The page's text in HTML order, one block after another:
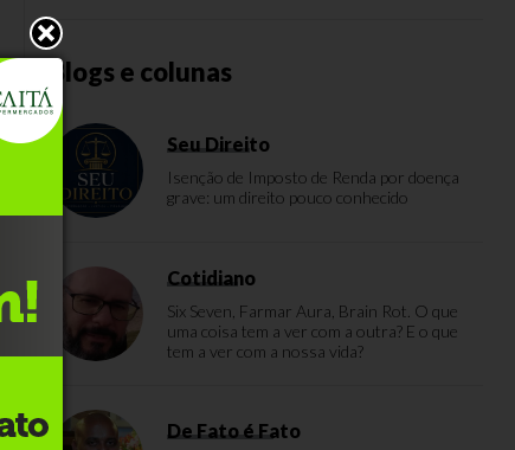
Blogs e colunas
Seu Direito
Isenção de Imposto de Renda por doença
grave: um direito pouco conhecido
Cotidiano
Six Seven, Farmar Aura, Brain Rot. O que
uma coisa tem a ver com a outra? E o que
tem a ver com a nossa vida?
De Fato é Fato